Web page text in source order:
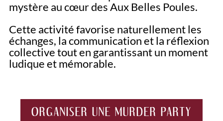
mystère au cœur des Aux Belles Poules.
Cette activité favorise naturellement les
échanges, la communication et la réflexion
collective tout en garantissant un moment
ludique et mémorable.
ORGANISER UNE MURDER PARTY